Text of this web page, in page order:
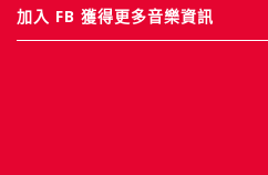
加入 FB 獲得更多音樂資訊